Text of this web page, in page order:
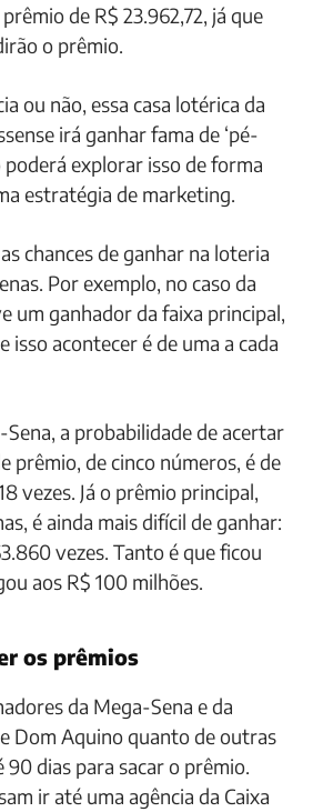
de R$ 23.962,72, já que
o prêmio.
ou não, essa casa lotérica da
irá ganhar fama de ‘pé-
poderá explorar isso de forma
estratégia de marketing.
chances de ganhar na loteria
Por exemplo, no caso da
um ganhador da faixa principal,
isso acontecer é de uma a cada
Sena, a probabilidade de acertar
prêmio, de cinco números, é de
vezes. Já o prêmio principal,
é ainda mais difícil de ganhar:
vezes. Tanto é que ficou
aos R$ 100 milhões.
os prêmios
da Mega-Sena e da
Dom Aquino quanto de outras
90 dias para sacar o prêmio.
ir até uma agência da Caixa